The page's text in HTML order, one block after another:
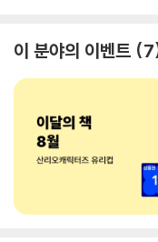
이 분야의 이벤트 7